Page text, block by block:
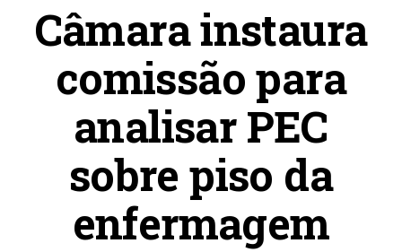
Câmara instaura
comissão para
analisar PEC
sobre piso da
enfermagem